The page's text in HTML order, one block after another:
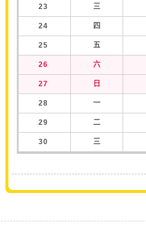
23 三
24 四
25 五
26 六
27 日
28 一
29 二
30 三